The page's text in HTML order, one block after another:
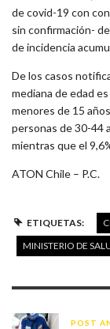
de covid-19 con
sin confirmación-
de incidencia
De los casos
mediana de edad
menores de 15
personas de 30-44
mientras que el
ATON Chile – P.C.
ETIQUETAS:
MINISTERIO DE
POST